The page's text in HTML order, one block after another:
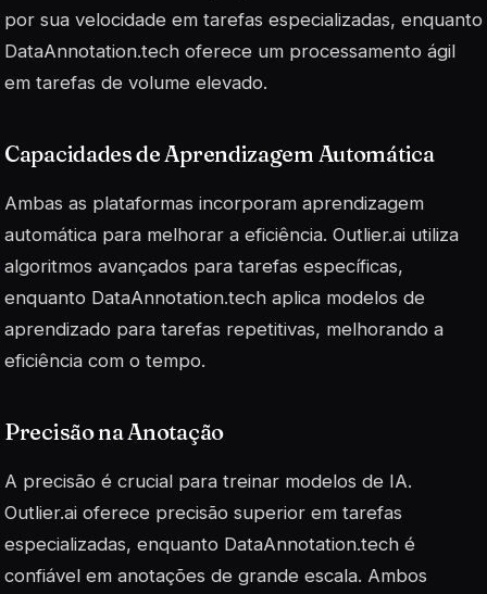
por sua velocidade em tarefas especializadas, enquanto
DataAnnotation.tech oferece um processamento ágil
em tarefas de volume elevado.
Capacidades de Aprendizagem Automática
Ambas as plataformas incorporam aprendizagem
automática para melhorar a eficiência. Outlier.ai utiliza
algoritmos avançados para tarefas específicas,
enquanto DataAnnotation.tech aplica modelos de
aprendizado para tarefas repetitivas, melhorando a
eficiência com o tempo.
Precisão na Anotação
A precisão é crucial para treinar modelos de IA.
Outlier.ai oferece precisão superior em tarefas
especializadas, enquanto DataAnnotation.tech é
confiável em anotações de grande escala. Ambos